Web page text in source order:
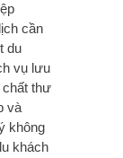
cần
du
vụ lưu
chất thư
và
không
khách